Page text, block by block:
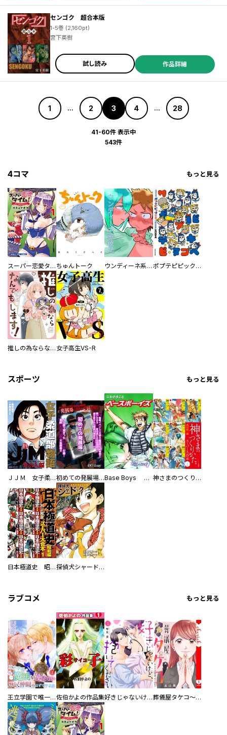
センゴク 超合本版
1-5巻 (2,160pt)
宮下英樹
試し読み 作品詳細
1 ... 2 3 4 ... 28
41-60件 表示中
543件
4コマ もっと見る
スーパー恋愛タイム！～現場でドＳな彼女は自宅でデレる～ ちゅんトーク ウンディーネ系彼氏 ポプテピピック SEASON EIGHT
推しの為ならなんでもします！ 女子高生VS-R
スポーツ もっと見る
ＪＪＭ 女子柔道部物語 社会人編 初めての発展場 【白抜き修正版】 Base Boys 新装版 神さまのつくりかた。スーパー大合本
日本極道史 昭和編 スーパー大合本 探偵犬シャードック（新装版）
ラブコメ もっと見る
王立学園で唯一魔法が使えない庶民仲間のはずですよね～実は王子様で私を溺愛しているなんて告白はやめてください～佐伯かよの作品集 好きじゃないけど、抱いてください【電子単行本版／特典おまけ付き】 葬儀屋タケコ～あなたの最期、叶えます【電子単行本版】